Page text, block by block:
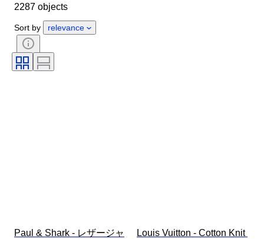
Country of origin
コンディション
スタイル
衣類サイズ
時代
2287 objects
Sort by relevance
Paul & Shark - レザージャ
Louis Vuitton - Cotton Knit